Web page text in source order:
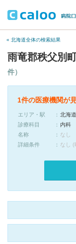
« 北海道全体の検索結果
雨竜郡秩父別
件）
1件の医療機関が
エリア・駅
北海
診療科目
内科
名称
なし
詳細条件
なし (